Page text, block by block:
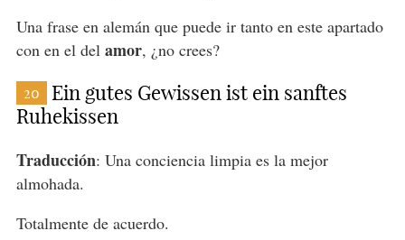
Una frase en alemán que puede ir tanto en este apartado
con en el del amor, ¿no crees?
20
Ein gutes Gewissen ist ein sanftes
Ruhekissen
Traducción: Una conciencia limpia es la mejor
almohada.
Totalmente de acuerdo.